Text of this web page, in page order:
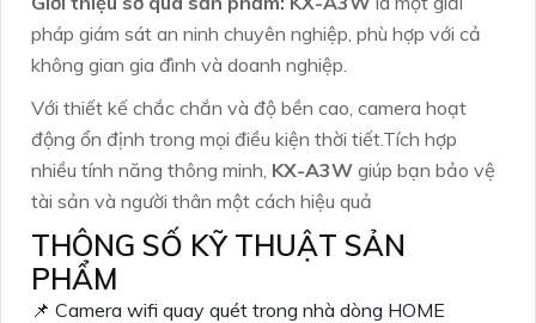
pháp giám sát an ninh chuyên nghiệp, phù hợp với cả
không gian gia đình và doanh nghiệp.
Với thiết kế chắc chắn và độ bền cao, camera hoạt
động ổn định trong mọi điều kiện thời tiết.Tích hợp
nhiều tính năng thông minh, KX-A3W giúp bạn bảo vệ
tài sản và người thân một cách hiệu quả
THÔNG SỐ KỸ THUẬT SẢN
PHẨM
📌 Camera wifi quay quét trong nhà dòng HOME